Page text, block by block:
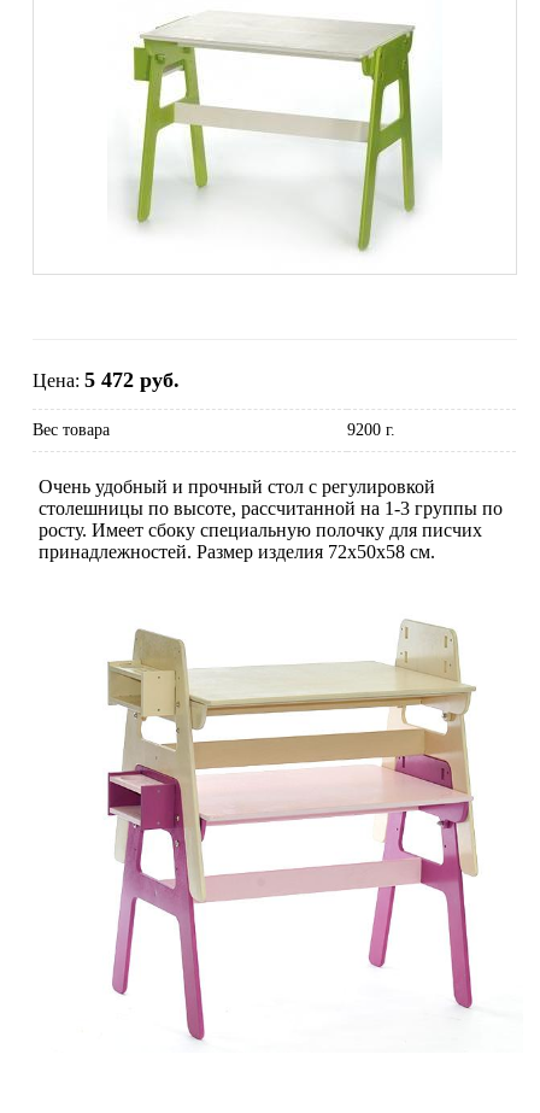
Цена:5 472 руб.
Вес товара 9200 г.
Очень удобный и прочный стол с регулировкой
столешницы по высоте, рассчитанной на 1-3 группы по
росту. Имеет сбоку специальную полочку для писчих
принадлежностей. Размер изделия 72х50х58 см.